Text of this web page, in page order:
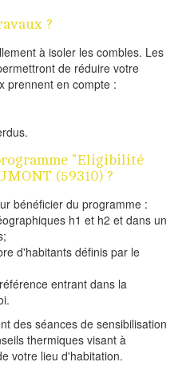
?
à isoler les combles. Les
de réduire votre
prennent en compte :
"Eligibilité
(59310) ?
bénéficier du programme :
h1 et h2 et dans un
d'habitants définis par le
entrant dans la
des séances de sensibilisation
thermiques visant à
votre lieu d'habitation.